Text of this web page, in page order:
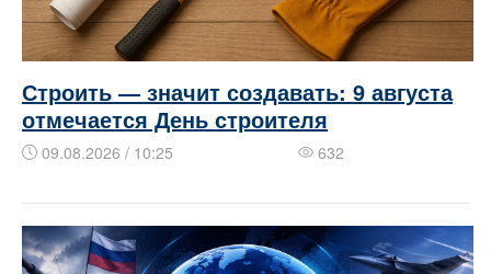
Строить — значит создавать: 9 августа
отмечается День строителя
09.08.2026 / 10:25 632